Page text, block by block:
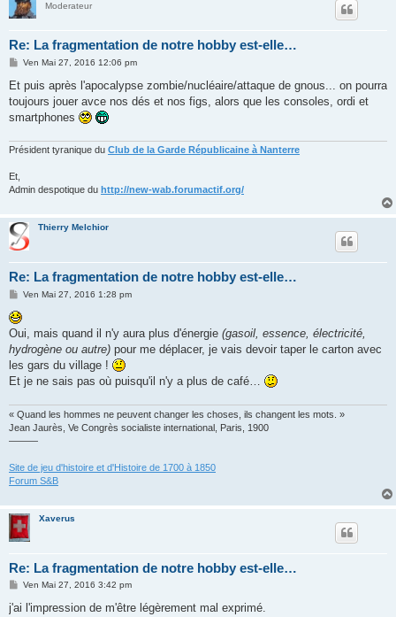
Moderateur
Re: La fragmentation de notre hobby est-elle…
M
s
a
g
Ven Mai 27, 2016 12:06 pm
Et puis après l'apocalypse zombie/nucléaire/attaque de gnous... on pourra
toujours jouer avce nos dés et nos figs, alors que les consoles, ordi et
smartphones
Président tyranique du Club de la Garde Républicaine à Nanterre
Et,
Admin despotique du http://new-wab.forumactif.org/
Thierry Melchior
Re: La fragmentation de notre hobby est-elle…
M
s
s
a
g
Ven Mai 27, 2016 1:28 pm
Oui, mais quand il n'y aura plus d'énergie (gasoil, essence, électricité,
hydrogène ou autre) pour me déplacer, je vais devoir taper le carton avec
les gars du village !
Et je ne sais pas où puisqu'il n'y a plus de café…
« Quand les hommes ne peuvent changer les choses, ils changent les mots. »
Jean Jaurès, Ve Congrès socialiste international, Paris, 1900
———
Site de jeu d'histoire et d'Histoire de 1700 à 1850
Forum S&B
Xaverus
Re: La fragmentation de notre hobby est-elle…
M
s
Ven Mai 27, 2016 3:42 pm
j'ai l'impression de m'être légèrement mal exprimé.